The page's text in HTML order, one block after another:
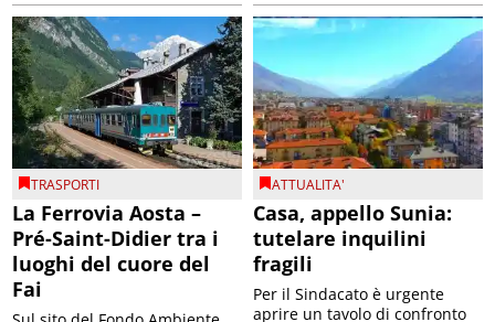
TRASPORTI
La Ferrovia Aosta –
Pré-Saint-Didier tra i
luoghi del cuore del
Fai
ATTUALITA'
Casa, appello Sunia:
tutelare inquilini
fragili
Per il Sindacato è urgente
aprire un tavolo di confronto